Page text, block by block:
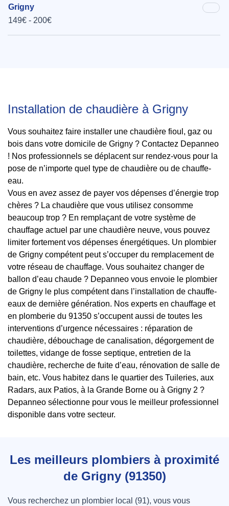
Grigny
149€ - 200€
Installation de chaudière à Grigny
Vous souhaitez faire installer une chaudière fioul, gaz ou
bois dans votre domicile de Grigny ? Contactez Depanneo
! Nos professionnels se déplacent sur rendez-vous pour la
pose de n’importe quel type de chaudière ou de chauffe-
eau.
Vous en avez assez de payer vos dépenses d’énergie trop
chères ? La chaudière que vous utilisez consomme
beaucoup trop ? En remplaçant de votre système de
chauffage actuel par une chaudière neuve, vous pouvez
limiter fortement vos dépenses énergétiques. Un plombier
de Grigny compétent peut s’occuper du remplacement de
votre réseau de chauffage. Vous souhaitez changer de
ballon d’eau chaude ? Depanneo vous envoie le plombier
de Grigny le plus compétent dans l’installation de chauffe-
eaux de dernière génération. Nos experts en chauffage et
en plomberie du 91350 s’occupent aussi de toutes les
interventions d’urgence nécessaires : réparation de
chaudière, débouchage de canalisation, dégorgement de
toilettes, vidange de fosse septique, entretien de la
chaudière, recherche de fuite d’eau, rénovation de salle de
bain, etc. Vous habitez dans le quartier des Tuileries, aux
Radars, aux Patios, à la Grande Borne ou à Grigny 2 ?
Depanneo sélectionne pour vous le meilleur professionnel
disponible dans votre secteur.
Les meilleurs plombiers à proximité
de Grigny (91350)
Vous recherchez un plombier local (91), vous vous